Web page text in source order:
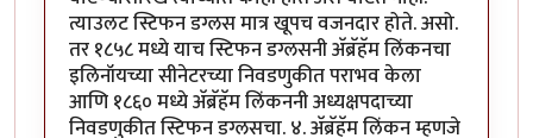
त्याउलट स्टिफन डग्लस मात्र खूपच वजनदार होते. असो.
तर १८५८ मध्ये याच स्टिफन डग्लसनी अ‍ॅब्रॅहॅम लिंकनचा
इलिनॉयच्या सीनेटरच्या निवडणुकीत पराभव केला
आणि १८६० मध्ये अ‍ॅब्रॅहॅम लिंकननी अध्यक्षपदाच्या
निवडणुकीत स्टिफन डग्लसचा. ४. अ‍ॅब्रॅहॅम लिंकन म्हणजे